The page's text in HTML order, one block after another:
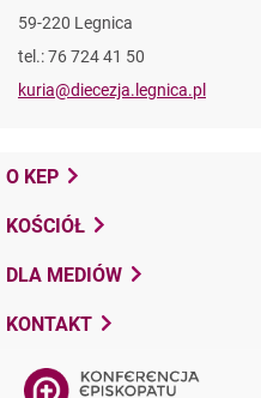
59-220 Legnica
tel.: 76 724 41 50
kuria@diecezja.legnica.pl
O KEP
KOŚCIÓŁ
DLA MEDIÓW
KONTAKT